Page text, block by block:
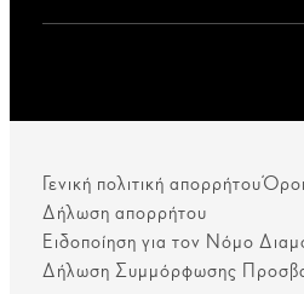
Γενική πολιτική απορρήτου
Δήλωση απορρήτου
Ειδοποίηση για τον Νόμο
Δήλωση Συμμόρφωσης